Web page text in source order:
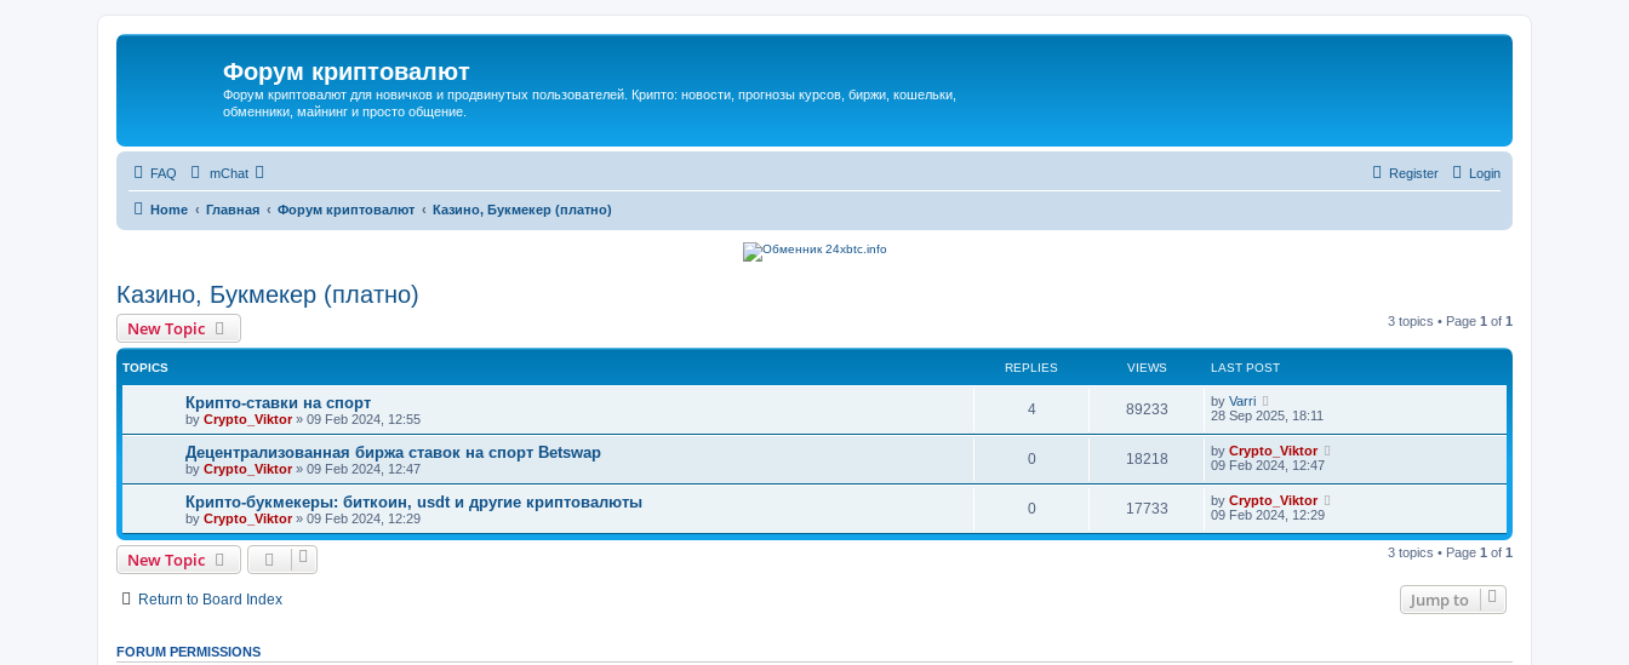
Форум криптовалют
Форум криптовалют для новичков и продвинутых пользователей. Крипто: новости, прогнозы курсов, биржи, кошельки,
обменники, майнинг и просто общение.
FAQ mChat Login
Register
Home Главная Форум криптовалют Казино, Букмекер (платно)
Казино, Букмекер (платно)
New Topic 3 topics • Page 1 of 1
TOPICS REPLIES VIEWS LAST POST
Крипто-ставки на спорт
by Crypto_Viktor» 09 Feb 2024, 12:55
4 89233 by Varri
28 Sep 2025, 18:11
Децентрализованная биржа ставок на спорт Betswap
by Crypto_Viktor» 09 Feb 2024, 12:47
0 18218 by Crypto_Viktor
09 Feb 2024, 12:47
Крипто-букмекеры: биткоин, usdt и другие криптовалюты
by Crypto_Viktor» 09 Feb 2024, 12:29
0 17733 by Crypto_Viktor
09 Feb 2024, 12:29
New Topic 3 topics • Page 1 of 1
Return to Board Index Jump to
FORUM PERMISSIONS